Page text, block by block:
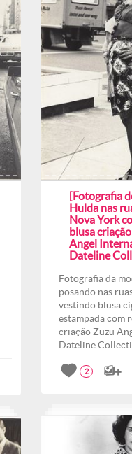
[Fotografia
Hulda nas
Nova York
blusa
Angel
Dateline
Fotografia da
posando nas
vestindo blusa
estampada com
criação Zuzu
Dateline
2